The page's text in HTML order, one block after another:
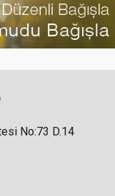
üst statüye
No:73 D.14